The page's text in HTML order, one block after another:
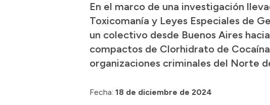
En el marco de una investigación
Toxicomanía y Leyes Especiales de
un colectivo desde Buenos Aires
compactos de Clorhidrato de
organizaciones criminales del Norte
Fecha: 18 de diciembre de 2024